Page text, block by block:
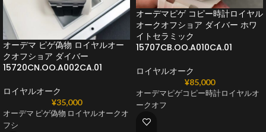
オーデマ ピゲ偽物 ロイヤルオー
クオフショア ダイバー
15720CN.OO.A002CA.01
ロイヤルオーク
¥35,000
オーデマ ピゲ偽物 ロイヤルオークオ
フシ
オーデマピゲ コピー時計ロイヤル
オークオフショア ダイバー ホワ
イトセラミック
15707CB.OO.A010CA.01
ロイヤルオーク
¥85,000
オーデマピゲコピー時計ロイヤルオ
ークオフ